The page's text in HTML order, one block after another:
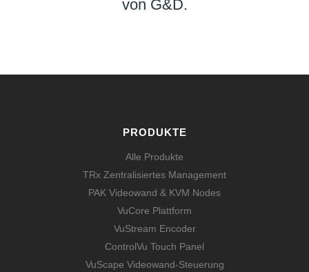
von G&D.
PRODUKTE
Alle Produkte
TRx Zentralisiertes Management
PAK Videowand & KVM Nodes
VuCore Plattform
VuStream Encoder
ControlVu Touch Panel
VuScape Videowand-Steuerung